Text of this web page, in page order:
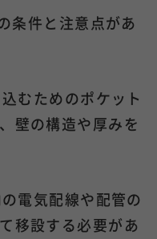
条件と注意点があ
むためのポケット
壁の構造や厚みを
電気配線や配管の
移設する必要があ